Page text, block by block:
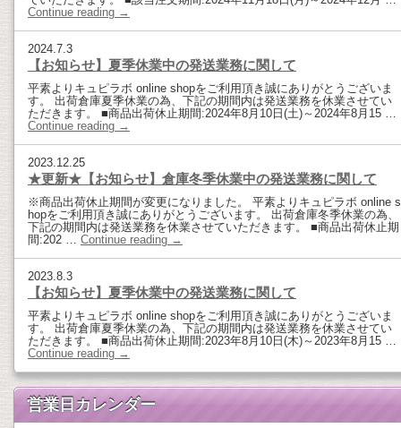
Continue reading →
2024.7.3
【お知らせ】夏季休業中の発送業務に関して
平素よりキュピラボ online shopをご利用頂き誠にありがとうございま
す。 出荷倉庫夏季休業の為、下記の期間内は発送業務を休業させてい
ただきます。 ■商品出荷休止期間:2024年8月10日(土)～2024年8月15 …
Continue reading →
2023.12.25
★更新★【お知らせ】倉庫冬季休業中の発送業務に関して
※商品出荷休止期間が変更になりました。 平素よりキュピラボ online s
hopをご利用頂き誠にありがとうございます。 出荷倉庫冬季休業の為、
下記の期間内は発送業務を休業させていただきます。 ■商品出荷休止期
間:202 … Continue reading →
2023.8.3
【お知らせ】夏季休業中の発送業務に関して
平素よりキュピラボ online shopをご利用頂き誠にありがとうございま
す。 出荷倉庫夏季休業の為、下記の期間内は発送業務を休業させてい
ただきます。 ■商品出荷休止期間:2023年8月10日(木)～2023年8月15 …
Continue reading →
営業日カレンダー